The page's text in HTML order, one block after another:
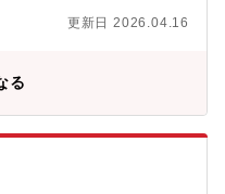
アントのビジネスレビュー
更新日 2026.04.16
る